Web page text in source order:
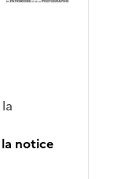
notice